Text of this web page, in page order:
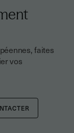
faites
vos